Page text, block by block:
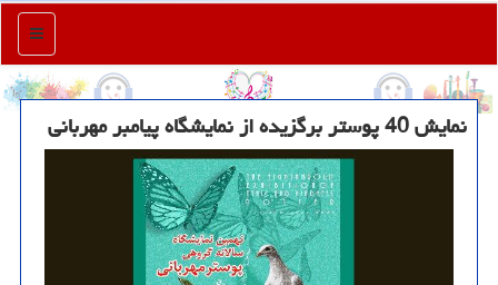
منو
نمایش 40 پوستر برگزیده از نمایشگاه پیامبر مهربانی